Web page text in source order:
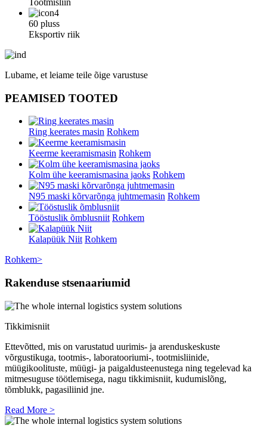
60 pluss
Eksportiv riik
Lubame, et leiame teile õige varustuse
PEAMISED TOOTED
Ring keerates masin Rohkem
Keerme keeramismasin Rohkem
Kolm ühe keeramismasina jaoks Rohkem
N95 maski kõrvarõnga juhtmemasin Rohkem
Tööstuslik õmblusniit Rohkem
Kalapüük Niit Rohkem
Rohkem>
Rakenduse stsenaariumid
Tikkimisniit
Ettevõtted, mis on varustatud uurimis- ja arenduskeskuste
võrgustikuga, tootmis-, laboratooriumi-, tootmisliinide,
müügikoolituste, müügi- ja paigaldusteenustega ning tegelevad ka
mitmesuguse töötlemisega, nagu tikkimisniit, kudumislõng,
tõmblukk, pagasiliinid jne.
Read More >